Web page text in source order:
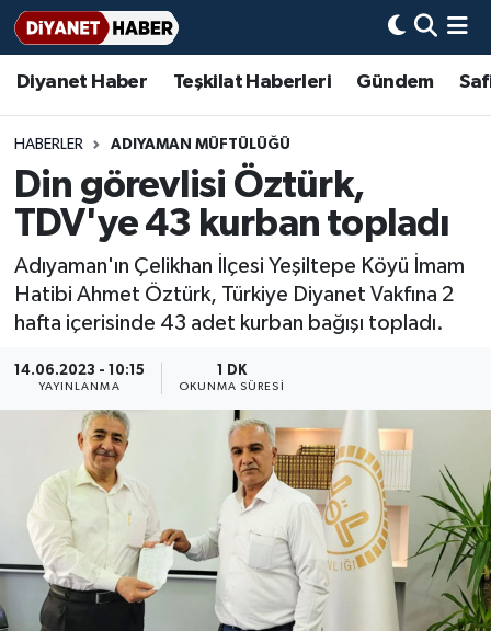
Diyanet Haber Teşkilat Haberleri Gündem
HABERLER ADIYAMAN MÜFTÜLÜĞÜ
Din görevlisi Öztürk,
TDV'ye 43 kurban topladı
Adıyaman'ın Çelikhan İlçesi Yeşiltepe Köyü İmam
Hatibi Ahmet Öztürk, Türkiye Diyanet Vakfına 2
hafta içerisinde 43 adet kurban bağışı topladı.
14.06.2023 - 10:15
YAYINLANMA
1 DK
OKUNMA SÜRESI
Diyanet Haber
Teşkilat Haberleri
Adana Müftülüğü
Adıyaman Müftülüğü
Afyonkarahisar Müftülüğü
Aksaray Müftülüğü
Amasya Müftülüğü
Ankara Müftülüğü
Antalya Müftülüğü
Ardahan Müftülüğü
Artvin Müftülüğü
Gündem
Bir Ayet
Bir Hikaye
Biyografiler
Diyanet Bilgi
Diyanet Takvimi
Dualar
Hadislerle İslam
Kudüs
Kurban
Basında Bugün
DİYANET eKİTAP
Diyanet Dergi
Aile Dergisi
Aylık Dergi
TDV
Hutbeler
DİYANET AKADEMİ
İmam Hatip Okulları
Başmakale
Hadis-i Şerifler
Hayat Okumaları
Nöbetçi Eczaneler
Hava Durumu
Ankara Namaz Vakitleri
Süper Lig Puan Durumu ve Fikstür
Tüm Manşetler
Son Dakika Haberleri
Haber Arşivi